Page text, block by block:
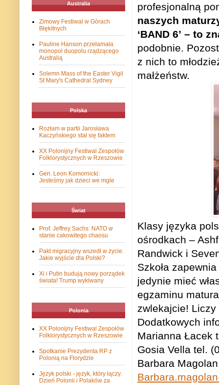
profesjonalną
naszych
‘BAND 6’ – to
podobnie.
z nich to
małżeństw.
Klasy języka
ośrodkach –
Randwick i
Szkoła
jedynie mieć
egzaminu
zwlekajcie!
Dodatkowych
Marianna Łacek
Gosia Vella tel.
Barbara
Australia
Zimowy Festiwal w Górach
Błękitnych
Pauline Hanson przełamała
monopol duopolu rządzącego
Australią
Solemn Mass of the Easter Vigil
St Mary's Cathedral Sydney
Polska
Rozłam w partii Jarosława
Kaczyńskiego stał się faktem
XX Polonijny Festiwal Zespołów
Folklorystycznych w Rzeszowie
Gen. Leon Komornicki:
Jesteśmy jak dzieci we mgle
Świat
Prof. Jeffrey Sachs: NATO w
stanie cakowitego chaosu
Pakt migracyjny wszedł w życie.
Jakie wyjście dla Polski?
Xi i Putin budują nowy porządek
świata! Trump wykiwany
Polonia
XX Polonijny Festiwal Zespołów
Folklorystycznych w Rzeszowie
Spotkanie Prezydenta RP z
Polonią na Florydzie
Język polski - język, który łączy.
Dzień Polonii i Polaków za